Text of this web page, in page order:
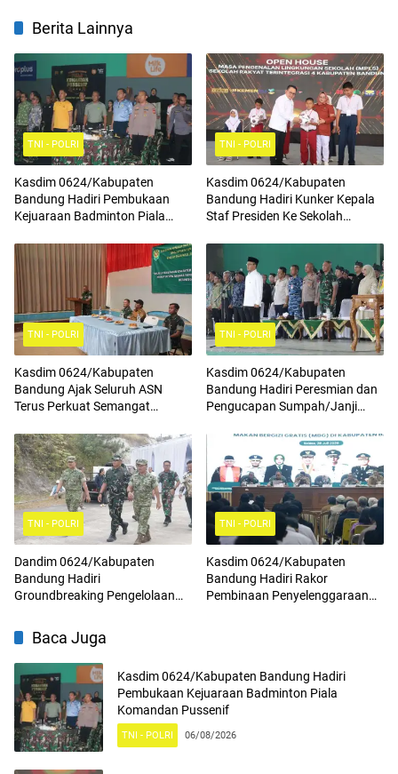
Berita Lainnya
TNI - POLRI
Kasdim 0624/Kabupaten
Bandung Hadiri Pembukaan
Kejuaraan Badminton Piala
TNI - POLRI
Kasdim 0624/Kabupaten
Bandung Hadiri Kunker Kepala
Staf Presiden Ke Sekolah
TNI - POLRI
Kasdim 0624/Kabupaten
Bandung Ajak Seluruh ASN
Terus Perkuat Semangat
Cinta Tanah Air Serta
Mengamalkan Nilai Nilai
Pancasila
TNI - POLRI
Kasdim 0624/Kabupaten
Bandung Hadiri Peresmian dan
Pengucapan Sumpah/Janji
TNI - POLRI
Dandim 0624/Kabupaten
Bandung Hadiri
Groundbreaking Pengelolaan
(PSEL) TPPAS Regional Legok
Nangka
TNI - POLRI
Kasdim 0624/Kabupaten
Bandung Hadiri Rakor
Pembinaan Penyelenggaraan
Baca Juga
Kasdim 0624/Kabupaten Bandung Hadiri
Pembukaan Kejuaraan Badminton Piala
Komandan Pussenif
TNI - POLRI 06/08/2026